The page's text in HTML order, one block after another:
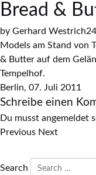
Bread &
by Gerhard Westrich
Models am Stand von
& Butter auf dem
Tempelhof.
Berlin, 07. Juli 2011
Schreibe einen
Du musst angemeldet
Previous Next
Search